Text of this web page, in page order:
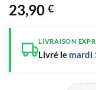
23,90 €
LIVRAISON
Livré le mardi